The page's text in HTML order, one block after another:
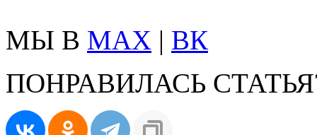
МЫ В MAX | ВК
ПОНРАВИЛАСЬ